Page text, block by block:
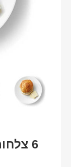
6 צלחות 17 ס"מ קורנינג לבן